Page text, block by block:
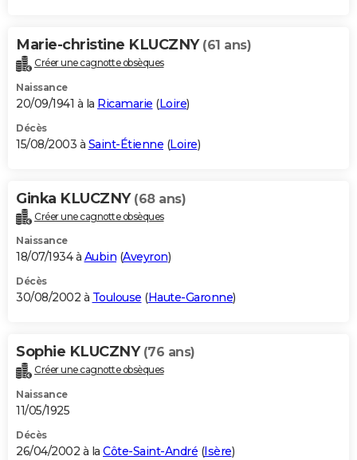
Marie-christine KLUCZNY (61 ans)
Créer une cagnotte obsèques
Naissance
20/09/1941 à la Ricamarie (Loire)
Décès
15/08/2003 à Saint-Étienne (Loire)
Ginka KLUCZNY (68 ans)
Créer une cagnotte obsèques
Naissance
18/07/1934 à Aubin (Aveyron)
Décès
30/08/2002 à Toulouse (Haute-Garonne)
Sophie KLUCZNY (76 ans)
Créer une cagnotte obsèques
Naissance
11/05/1925
Décès
26/04/2002 à la Côte-Saint-André (Isère)